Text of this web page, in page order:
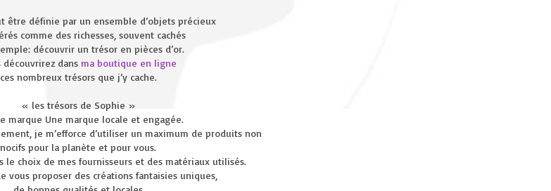
être définie par un ensemble d’objets précieux
comme des richesses, souvent cachés
découvrir un trésor en pièces d’or.
découvrirez dans ma boutique en ligne
ces nombreux trésors que j’y cache.
« les trésors de Sophie »
marque Une marque locale et engagée.
je m’efforce d’utiliser un maximum de produits non
nocifs pour la planète et pour vous.
le choix de mes fournisseurs et des matériaux utilisés.
vous proposer des créations fantaisies uniques,